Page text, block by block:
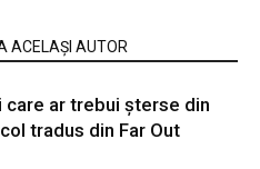
ACELAȘI AUTOR
care ar trebui șterse din
tradus din Far Out